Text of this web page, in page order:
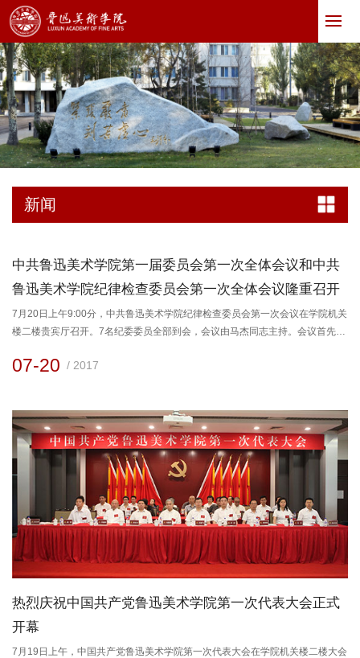
新闻
中共鲁迅美术学院第一届委员会第一次全体会议和中共
鲁迅美术学院纪律检查委员会第一次全体会议隆重召开
7月20日上午9:00分，中共鲁迅美术学院纪律检查委员会第一次会议在学院机关
楼二楼贵宾厅召开。7名纪委委员全部到会，会议由马杰同志主持。会议首先表
委委员投票选举中共鲁迅美术学院纪律检查委员会书记、副书记。根据表决结
07-20 / 2017
热烈庆祝中国共产党鲁迅美术学院第一次代表大会正式
开幕
7月19日上午，中国共产党鲁迅美术学院第一次代表大会在学院机关楼二楼大会